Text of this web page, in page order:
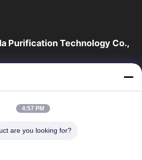
Purification Technology Co.,
fabrikant en exporteur van
bieden wij een volledige lijn van
Producten
4:57 PM
are you looking for?